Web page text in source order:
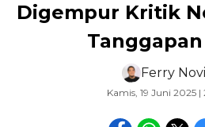
Digempur Kritik
Ferry
Kamis, 19 Juni 2025 |